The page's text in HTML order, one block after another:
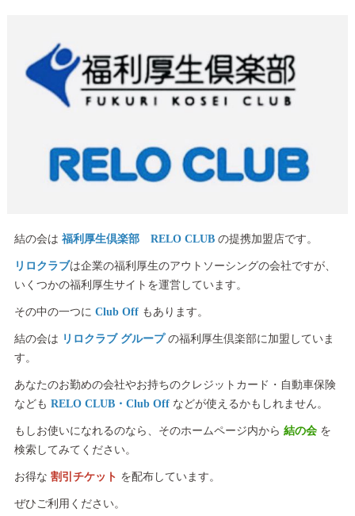
結の会は 福利厚生倶楽部 RELO CLUBの提携加盟店です。
リロクラブは企業の福利厚生のアウトソーシングの会社ですが、
いくつかの福利厚生サイトを運営しています。
その中の一つに Club Offもあります。
結の会は リロクラブ グループ の福利厚生倶楽部に加盟していま
す。
あなたのお勤めの会社やお持ちのクレジットカード・自動車保険
なども RELO CLUB・Club Offなどが使えるかもしれません。
もしお使いになれるのなら、そのホームページ内から 結の会を
検索してみてください。
お得な 割引チケット を配布しています。
ぜひご利用ください。